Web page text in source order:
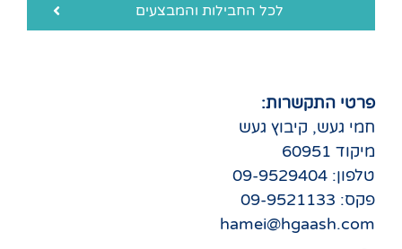
לכל החבילות והמבצעים
פרטי התקשרות:
חמי געש, קיבוץ געש
מיקוד 60951
טלפון: 09-9529404
פקס: 09-9521133
hamei@hgaash.com